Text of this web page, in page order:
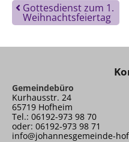
Gottesdienst zum 1.
Weihnachtsfeiertag
Gemeindebüro
Kurhausstr. 24
65719 Hofheim
Tel.: 06192-973 98 70
oder: 06192-973 98 71
info@johannesgemeinde-